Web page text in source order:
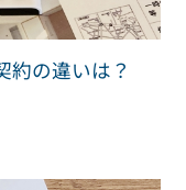
約の違いは？